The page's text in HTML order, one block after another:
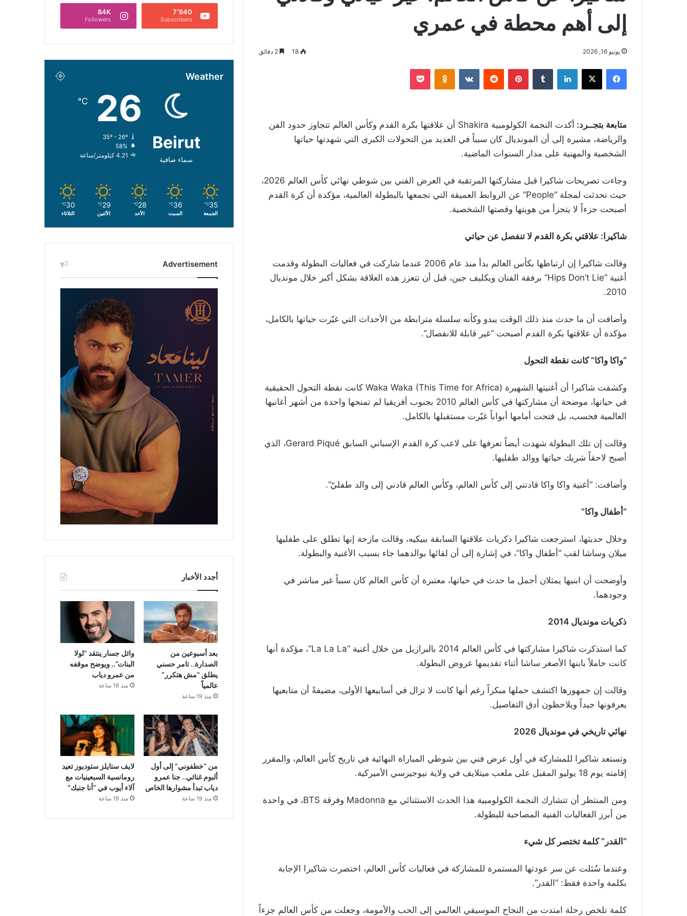
إلى أهم محطة في عمري
يونيو 16, 2026 18
فيسبوك ‫X لينكدإن بينتيريست Odnoklassniki
‫Pocket
متابعة بتجــرد:
أكدت النجمة الكولومبية Shakira أن علاقتها بكرة القدم وكأس العالم تتجاوز حدود الفن
والرياضة، مشيرة إلى أن المونديال كان سبباً في العديد من التحولات الكبرى التي شهدتها حياتها
الشخصية والمهنية على مدار السنوات الماضية.
وجاءت تصريحات شاكيرا قبل مشاركتها المرتقبة في العرض الفني بين شوطي نهائي كأس العالم 2026،
حيث تحدثت لمجلة “People” عن الروابط العميقة التي تجمعها بالبطولة العالمية، مؤكدة أن كرة القدم
أصبحت جزءاً لا يتجزأ من هويتها وقصتها الشخصية.
شاكيرا: علاقتي بكرة القدم لا تنفصل عن حياتي
وقالت شاكيرا إن ارتباطها بكأس العالم بدأ منذ عام 2006 عندما شاركت في فعاليات البطولة وقدمت
أغنية “Hips Don’t Lie” برفقة الفنان ويكليف جين، قبل أن تتعزز هذه العلاقة بشكل أكبر خلال مونديال
2010.
وأضافت أن ما حدث منذ ذلك الوقت يبدو وكأنه سلسلة مترابطة من الأحداث التي غيّرت حياتها بالكامل،
مؤكدة أن علاقتها بكرة القدم أصبحت “غير قابلة للانفصال”.
“واكا واكا” كانت نقطة التحول
وكشفت شاكيرا أن أغنيتها الشهيرة Waka Waka (This Time for Africa) كانت نقطة التحول الحقيقية
في حياتها، موضحة أن مشاركتها في كأس العالم 2010 بجنوب أفريقيا لم تمنحها واحدة من أشهر أغانيها
العالمية فحسب، بل فتحت أمامها أبواباً غيّرت مستقبلها بالكامل.
وقالت إن تلك البطولة شهدت أيضاً تعرفها على لاعب كرة القدم الإسباني السابق Gerard Piqué، الذي
أصبح لاحقاً شريك حياتها ووالد طفليها.
وأضافت: “أغنية واكا واكا قادتني إلى كأس العالم، وكأس العالم قادني إلى والد طفليّ”.
“أطفال واكا”
وخلال حديثها، استرجعت شاكيرا ذكريات علاقتها السابقة ببيكيه، وقالت مازحة إنها تطلق على طفليها
ميلان وساشا لقب “أطفال واكا”، في إشارة إلى أن لقائها بوالدهما جاء بسبب الأغنية والبطولة.
وأوضحت أن ابنيها يمثلان أجمل ما حدث في حياتها، معتبرة أن كأس العالم كان سبباً غير مباشر في
وجودهما.
ذكريات مونديال 2014
كما استذكرت شاكيرا مشاركتها في كأس العالم 2014 بالبرازيل من خلال أغنية “La La La”، مؤكدة أنها
كانت حاملاً بابنها الأصغر ساشا أثناء تقديمها عروض البطولة.
وقالت إن جمهورها اكتشف حملها مبكراً رغم أنها كانت لا تزال في أسابيعها الأولى، مضيفةً أن متابعيها
يعرفونها جيداً ويلاحظون أدق التفاصيل.
نهائي تاريخي في مونديال 2026
وتستعد شاكيرا للمشاركة في أول عرض فني بين شوطي المباراة النهائية في تاريخ كأس العالم، والمقرر
إقامته يوم 18 يوليو المقبل على ملعب ميتلايف في ولاية نيوجيرسي الأميركية.
ومن المنتظر أن تتشارك النجمة الكولومبية هذا الحدث الاستثنائي مع Madonna وفرقة BTS، في واحدة
من أبرز الفعاليات الفنية المصاحبة للبطولة.
“القدر” كلمة تختصر كل شيء
وعندما سُئلت عن سر عودتها المستمرة للمشاركة في فعاليات كأس العالم، اختصرت شاكيرا الإجابة
بكلمة واحدة فقط: “القدر”.
كلمة تلخص رحلة امتدت من النجاح الموسيقي العالمي إلى الحب والأمومة، وجعلت من كأس العالم جزءاً
7٬640
Subscribers
84K
Followers
Weather
Beirut
سماء صافية
26
℃
35º - 26º
58%
4.21 كيلومتر/ساعة
35
℃
الجمعة
36
℃
السبت
28
℃
الأحد
29
℃
الأثنين
30
℃
الثلاثاء
Advertisement
أجدد الأخبار
بعد أسبوعين من
الصدارة.. تامر حسني
يطلق “مش هتكرر”
عالمياً
منذ 19 ساعة
وائل جسار ينتقد “لولا
البنات”.. ويوضح موقفه
من عمرو دياب
منذ 19 ساعة
من “خطفوني” إلى أول
ألبوم غنائي.. جنا عمرو
دياب تبدأ مشوارها الخاص
منذ 19 ساعة
لايف ستايلز ستوديوز تعيد
رومانسية السبعينيات مع
آلاء أيوب في “أنا جنبك”
منذ 19 ساعة